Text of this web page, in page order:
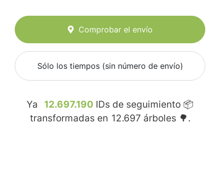
Comprobar el envío
Sólo los tiempos (sin número de envío)
Ya 12.697.190 IDs de seguimiento 📦
transformadas en 12.697 árboles 🌳.